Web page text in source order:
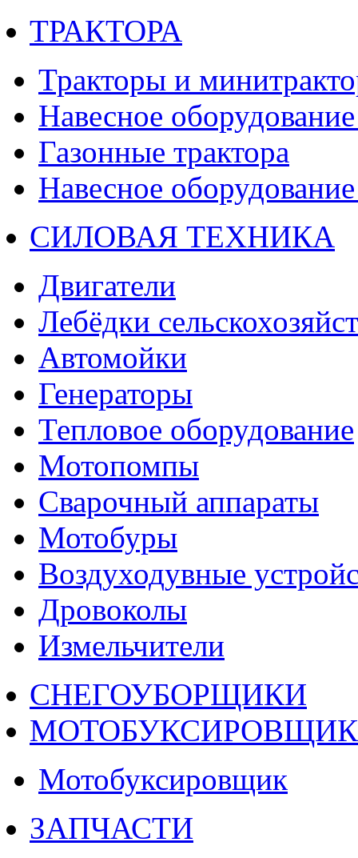
ТРАКТОРА
Тракторы и
Навесное
Газонные трактора
Навесное
СИЛОВАЯ ТЕХНИКА
Двигатели
Лебёдки
Автомойки
Генераторы
Тепловое оборудование
Мотопомпы
Сварочный аппараты
Мотобуры
Воздуходувные
Дровоколы
Измельчители
СНЕГОУБОРЩИКИ
Мотобуксировщик
ЗАПЧАСТИ